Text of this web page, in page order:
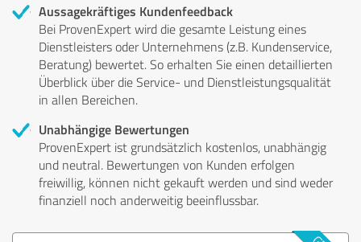
Aussagekräftiges Kundenfeedback
Bei ProvenExpert wird die gesamte Leistung eines
Dienstleisters oder Unternehmens (z.B. Kundenservice,
Beratung) bewertet. So erhalten Sie einen detaillierten
Überblick über die Service- und Dienstleistungsqualität
in allen Bereichen.
Unabhängige Bewertungen
ProvenExpert ist grundsätzlich kostenlos, unabhängig
und neutral. Bewertungen von Kunden erfolgen
freiwillig, können nicht gekauft werden und sind weder
finanziell noch anderweitig beeinflussbar.